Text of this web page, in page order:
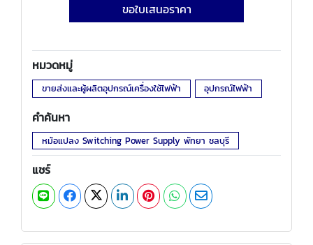
ขอใบเสนอราคา
หมวดหมู่
ขายส่งและผู้ผลิตอุปกรณ์เครื่องใช้ไฟฟ้า อุปกรณ์ไฟฟ้า
คำค้นหา
หม้อแปลง Switching Power Supply พัทยา ชลบุรี
แชร์